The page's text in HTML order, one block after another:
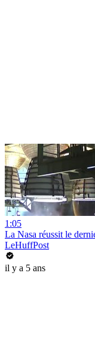
1:05
La Nasa réussit le
LeHuffPost
il y a 5 ans